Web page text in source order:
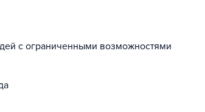
с ограниченными возможностями